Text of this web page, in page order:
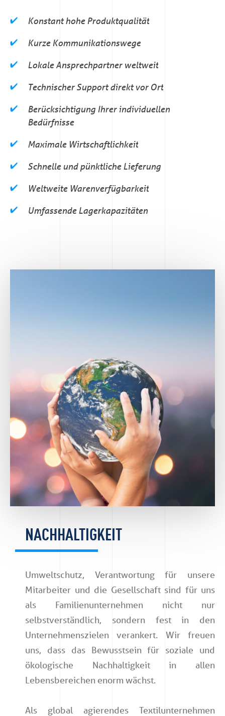
Konstant hohe Produktqualität
Kurze Kommunikationswege
Lokale Ansprechpartner weltweit
Technischer Support direkt vor Ort
Berücksichtigung Ihrer individuellen
Bedürfnisse
Maximale Wirtschaftlichkeit
Schnelle und pünktliche Lieferung
Weltweite Warenverfügbarkeit
Umfassende Lagerkapazitäten
NACHHALTIGKEIT
Umweltschutz, Verantwortung für unsere
Mitarbeiter und die Gesellschaft sind für uns
als Familienunternehmen nicht nur
selbstverständlich, sondern fest in den
Unternehmenszielen verankert. Wir freuen
uns, dass das Bewusstsein für soziale und
ökologische Nachhaltigkeit in allen
Lebensbereichen enorm wächst.
Als global agierendes Textilunternehmen